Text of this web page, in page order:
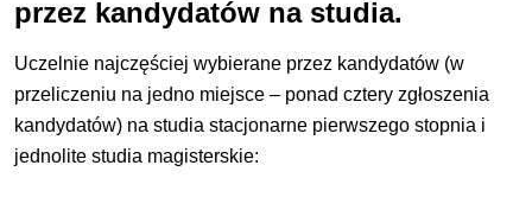
przez kandydatów na studia.
Uczelnie najczęściej wybierane przez kandydatów (w
przeliczeniu na jedno miejsce – ponad cztery zgłoszenia
kandydatów) na studia stacjonarne pierwszego stopnia i
jednolite studia magisterskie: